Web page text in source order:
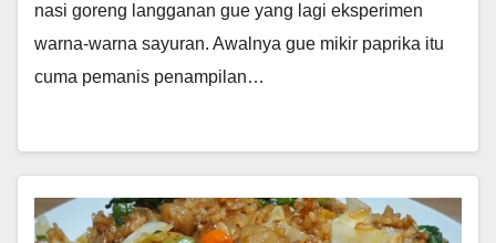
nasi goreng langganan gue yang lagi eksperimen
warna-warna sayuran. Awalnya gue mikir paprika itu
cuma pemanis penampilan…